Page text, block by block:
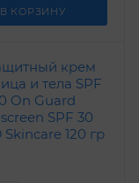
В КОРЗИНУ